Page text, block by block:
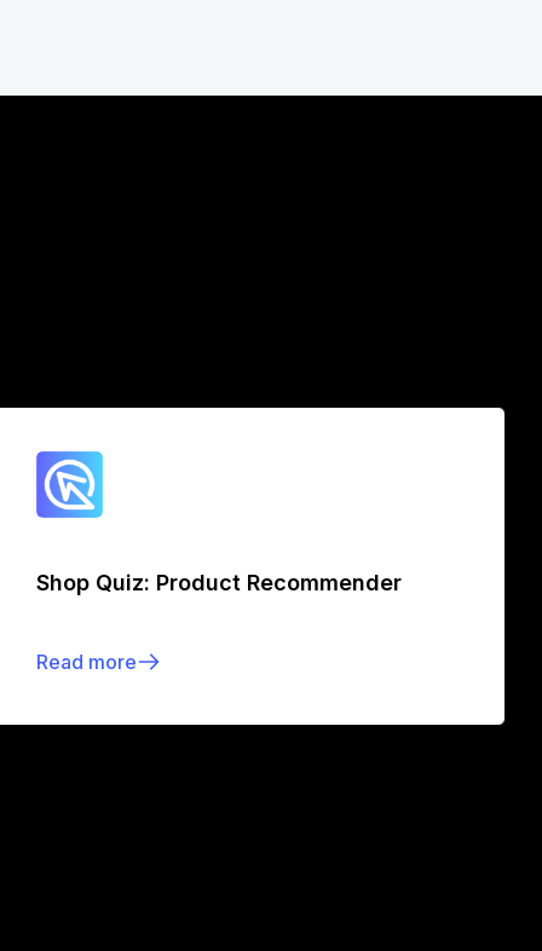
Shop Quiz: Product Recommender
Read more